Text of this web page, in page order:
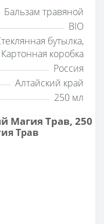
Бальзам травяной
BIO
бутылка,
Картонная коробка
Россия
Алтайский край
250 мл
Магия Трав, 250
Трав